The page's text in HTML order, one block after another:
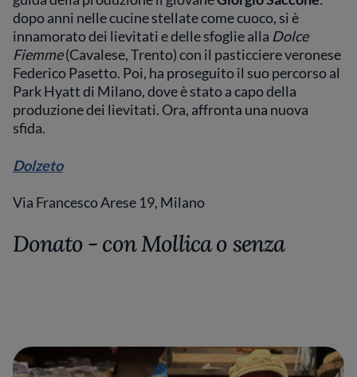
dopo anni nelle cucine stellate come cuoco, si è
innamorato dei lievitati e delle sfoglie alla Dolce
Fiemme(Cavalese, Trento) con il pasticciere veronese
Federico Pasetto. Poi, ha proseguito il suo percorso al
Park Hyatt di Milano, dove è stato a capo della
produzione dei lievitati. Ora, affronta una nuova
sfida.
Dolzeto
Via Francesco Arese 19, Milano
Donato - con Mollica o senza